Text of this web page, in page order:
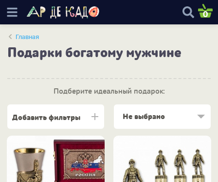
0
Главная
Подарки богатому мужчине
Подберите идеальный подарок:
Добавить фильтры Не выбрано